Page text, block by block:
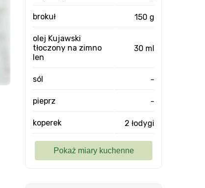
brokuł 150 g
olej Kujawski
tłoczony na zimno
len
30 ml
sól -
pieprz -
koperek 2 łodygi